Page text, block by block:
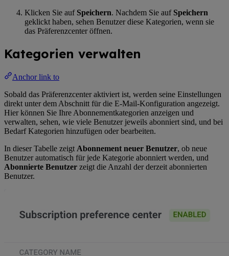
Klicken Sie auf Speichern. Nachdem Sie auf Speichern
geklickt haben, sehen Benutzer diese Kategorien, wenn sie
das Präferenzcenter öffnen.
Kategorien verwalten
Anchor link to
Sobald das Präferenzcenter aktiviert ist, werden seine Einstellungen
direkt unter dem Abschnitt für die E-Mail-Konfiguration angezeigt.
Hier können Sie Ihre Abonnementkategorien anzeigen und
verwalten, sehen, wie viele Benutzer jeweils abonniert sind, und bei
Bedarf Kategorien hinzufügen oder bearbeiten.
In dieser Tabelle zeigt Abonnement neuer Benutzer, ob neue
Benutzer automatisch für jede Kategorie abonniert werden, und
Abonnierte Benutzer zeigt die Anzahl der derzeit abonnierten
Benutzer.